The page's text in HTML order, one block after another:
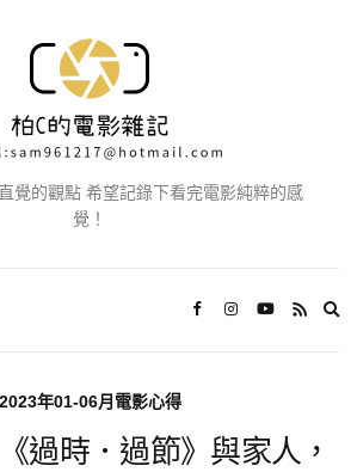
覺的觀點 希望記錄下看完電影純粹的感
覺！
2023年01-06月電影心得
過時．過節》與家人，